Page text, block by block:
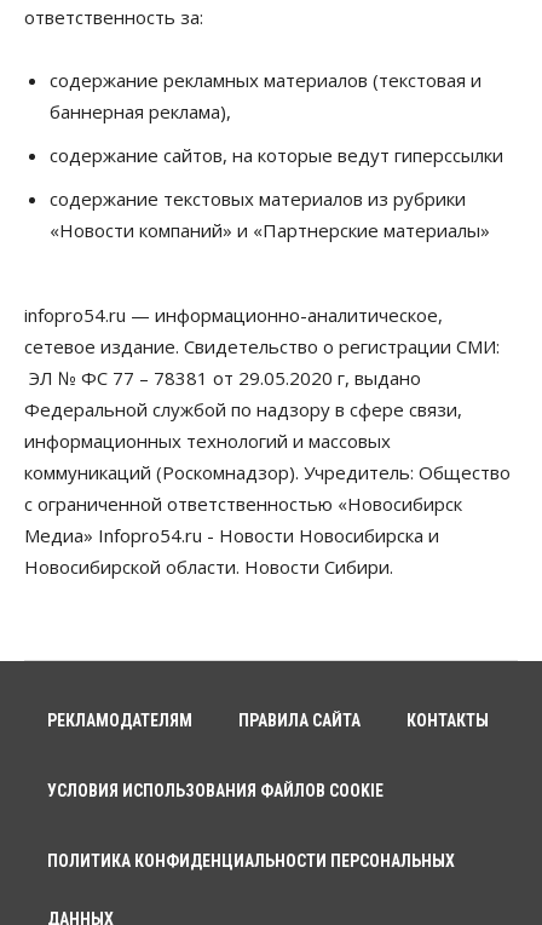
Расходы новосибирцев на спорт выросли на 40%
за полгода
07 Августа 2026, 14:35
07 Августа 2026, 14:00
07 Августа 2026, 13:55
Авто Общество
Треть автовладельцев в Новосибирской области
«поставили машины на прикол»
07 Августа 2026, 13:00
Власть
Школы, библиотеки, пешеходные тротуары:
депутаты Госдумы контролируют работы на
социальных объектах
07 Августа 2026, 12:35
Синоптики рассказали о погоде в Новосибирске
Жители Новосибирска смогут добровольно
повысить свою пенсию
Общество
школах Новосибирской области введут
ответственность за:
содержание рекламных материалов (текстовая и
баннерная реклама),
содержание сайтов, на которые ведут гиперссылки
содержание текстовых материалов из рубрики
«Новости компаний» и «Партнерские материалы»
infopro54.ru — информационно-аналитическое,
сетевое издание. Свидетельство о регистрации СМИ:
ЭЛ № ФС 77 – 78381 от 29.05.2020 г, выдано
Федеральной службой по надзору в сфере связи,
информационных технологий и массовых
коммуникаций (Роскомнадзор). Учредитель: Общество
с ограниченной ответственностью «Новосибирск
Медиа» Infopro54.ru - Новости Новосибирска и
Новосибирской области. Новости Сибири.
РЕКЛАМОДАТЕЛЯМ ПРАВИЛА САЙТА КОНТАКТЫ
УСЛОВИЯ ИСПОЛЬЗОВАНИЯ ФАЙЛОВ COOKIE
ПОЛИТИКА КОНФИДЕНЦИАЛЬНОСТИ ПЕРСОНАЛЬНЫХ
ДАННЫХ